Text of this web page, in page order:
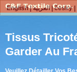
Tissus
Garder Au
English|العربية|česky|